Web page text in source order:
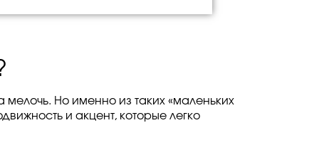
Но именно из таких «маленьких
и акцент, которые легко